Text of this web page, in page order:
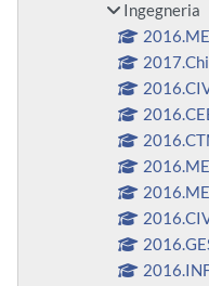
Ingegneria